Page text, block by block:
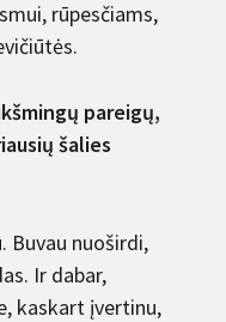
rūpesčiams,
pareigų,
šalies
Buvau nuoširdi,
Ir dabar,
kaskart įvertinu,